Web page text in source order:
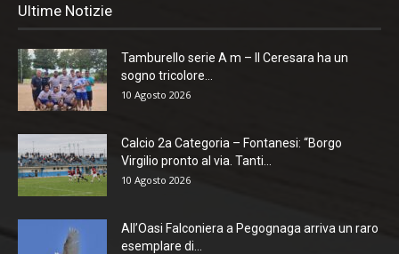
Ultime Notizie
Tamburello serie A m – Il Ceresara ha un
sogno tricolore...
10 Agosto 2026
Calcio 2a Categoria – Fontanesi: “Borgo
Virgilio pronto al via. Tanti...
10 Agosto 2026
All’Oasi Falconiera a Pegognaga arriva un raro
esemplare di...